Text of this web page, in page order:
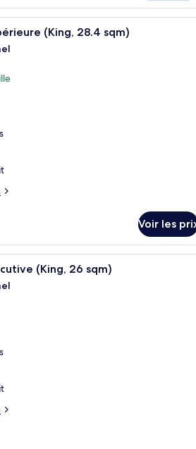
Une chambre d’hôtel avec
(King, 28.4 sqm)
Voir les
Une chambre d’hôtel
(King, 26 sqm)